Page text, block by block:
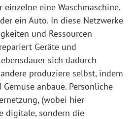
eine Waschmaschine,
ein Auto. In diese Netzwerke
und Ressourcen
Geräte und
sich dadurch
produziere selbst, indem
anbaue. Persönliche
(wobei hier
digitale, sondern die